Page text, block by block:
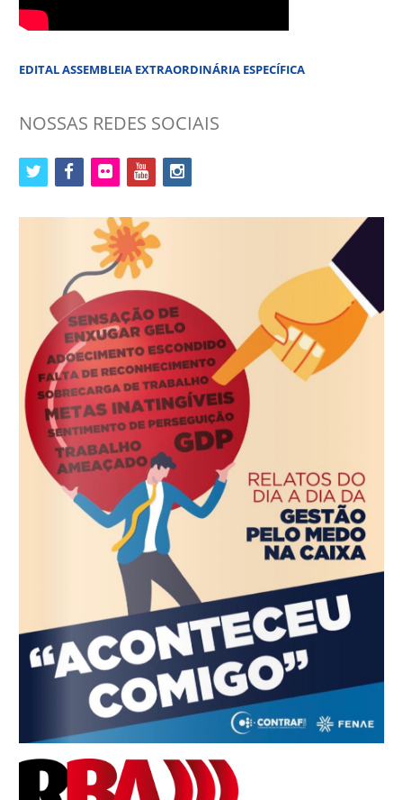
EDITAL ASSEMBLEIA EXTRAORDINÁRIA ESPECÍFICA
NOSSAS REDES SOCIAIS
twitter facebookflickr youtubeinstagram